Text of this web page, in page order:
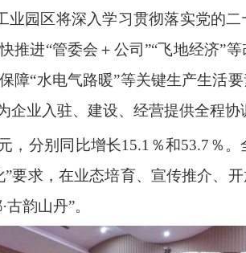
业园区将深入学习贯彻落实党的
进“管委会＋公司”“飞地经济”
“水电气路暖”等关键生产生活
业入驻、建设、经营提供全程协
，分别同比增长15.1％和53.7％
要求，在业态培育、宣传推介、
韵山丹”。